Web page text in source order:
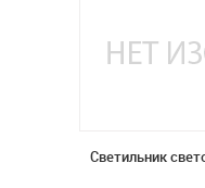
Светильник